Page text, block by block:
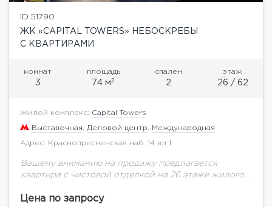
ID 51790
ЖК «CAPITAL TOWERS» НЕБОСКРЕБЫ
С КВАРТИРАМИ
комнат
3
площадь
74 м2
спален
2
этаж
26 / 62
Жилой комплекс: Capital Towers
Выставочная Деловой центр Международная
Адрес: Краснопресненская наб. 14 вл 1
Вашему вниманию на продажу предлагается
квартира с чистовой отделкой на 26 этаже жилого
City Tower, площадь квартиры 74,37 кв.м. Отделка -
Цена по запросу